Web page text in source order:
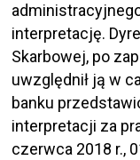
interpretację.
Skarbowej, po
uwzględnił ją w
banku
interpretacji za
czerwca 2018 r.,